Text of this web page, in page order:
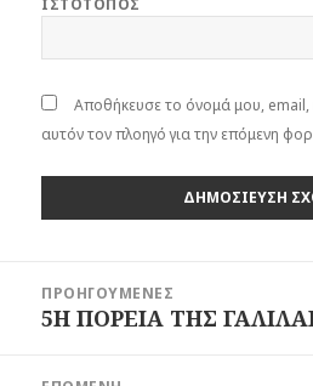
Αποθήκευσε το όνομά μου, email,
αυτόν τον πλοηγό για την επόμενη
άρθρωνΠΡΟΗΓΟΎΜΕΝΕΣ
Προηγούμενο
5Η ΠΟΡΕΙΑ ΤΗΣ